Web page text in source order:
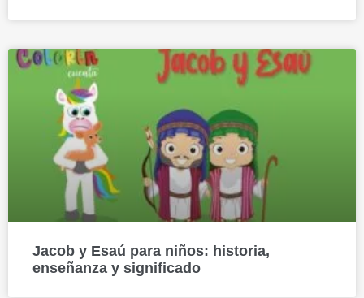
Jacob y Esaú para niños: historia,
enseñanza y significado